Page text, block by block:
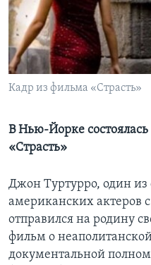
Learning English
СОЦИАЛЬНЫЕ СЕТИ
Языки
Кадр из фильма «Страсть»
В Нью-Йорке
«Страсть»
Джон Туртурро, один
американских актеров
отправился на родину
фильм о
документальной